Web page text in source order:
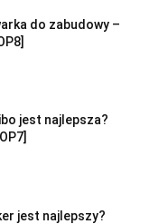
do zabudowy –
jest najlepsza?
jest najlepszy?